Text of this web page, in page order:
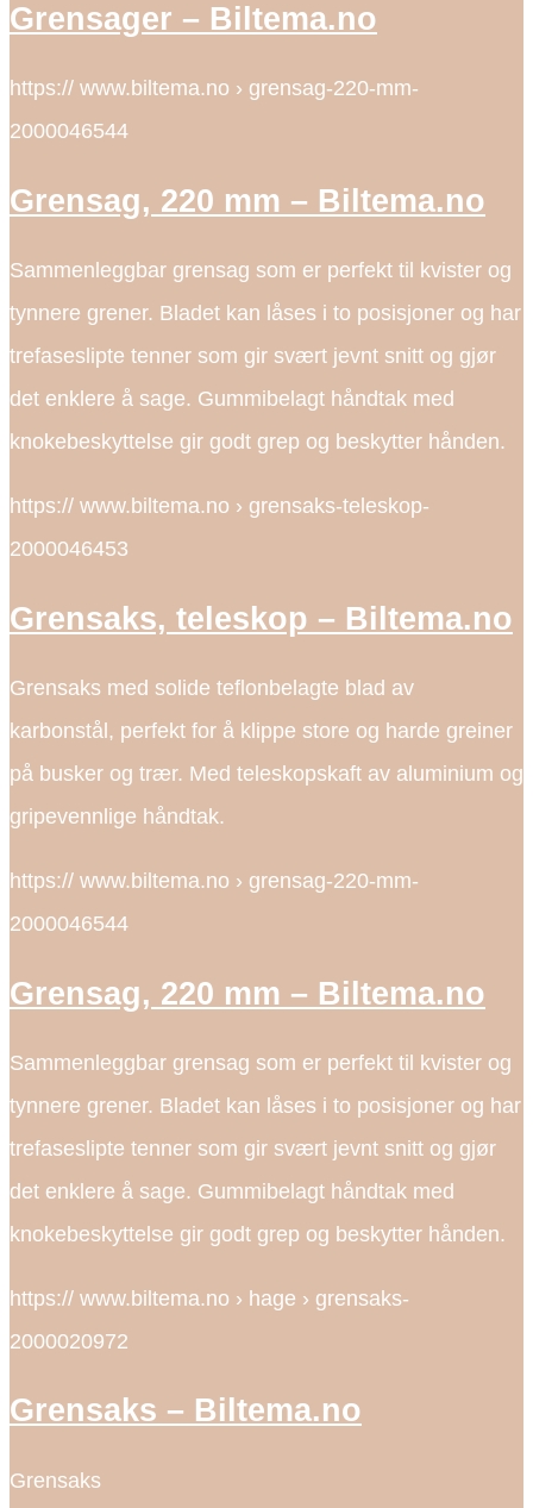
Grensager – Biltema.no
https:// www.biltema.no › grensag-220-mm-
2000046544
Grensag, 220 mm – Biltema.no
Sammenleggbar grensag som er perfekt til kvister og
tynnere grener. Bladet kan låses i to posisjoner og har
trefaseslipte tenner som gir svært jevnt snitt og gjør
det enklere å sage. Gummibelagt håndtak med
knokebeskyttelse gir godt grep og beskytter hånden.
https:// www.biltema.no › grensaks-teleskop-
2000046453
Grensaks, teleskop – Biltema.no
Grensaks med solide teflonbelagte blad av
karbonstål, perfekt for å klippe store og harde greiner
på busker og trær. Med teleskopskaft av aluminium og
gripevennlige håndtak.
https:// www.biltema.no › grensag-220-mm-
2000046544
Grensag, 220 mm – Biltema.no
Sammenleggbar grensag som er perfekt til kvister og
tynnere grener. Bladet kan låses i to posisjoner og har
trefaseslipte tenner som gir svært jevnt snitt og gjør
det enklere å sage. Gummibelagt håndtak med
knokebeskyttelse gir godt grep og beskytter hånden.
https:// www.biltema.no › hage › grensaks-
2000020972
Grensaks – Biltema.no
Grensaks